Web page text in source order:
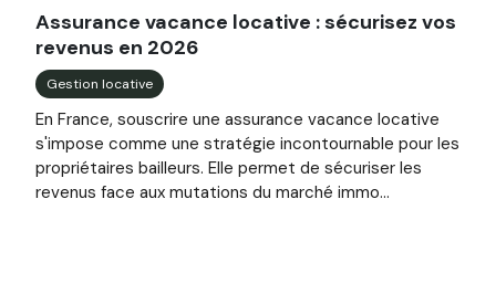
Image illustrant l'article "Assurance vacance locative :
Assurance vacance locative : sécurisez vos
revenus en 2026
Gestion locative
En France, souscrire une assurance vacance locative
s'impose comme une stratégie incontournable pour les
propriétaires bailleurs. Elle permet de sécuriser les
revenus face aux mutations du marché immo...